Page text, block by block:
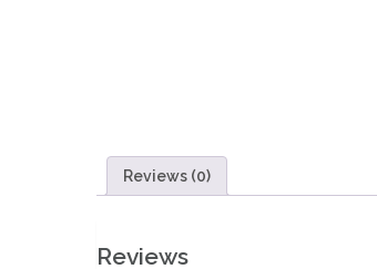
Reviews (0)
Reviews